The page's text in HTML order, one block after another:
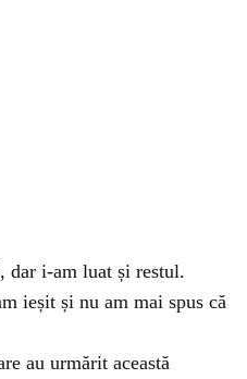
dar i-am luat și restul.
ieșit și nu am mai spus că
au urmărit această